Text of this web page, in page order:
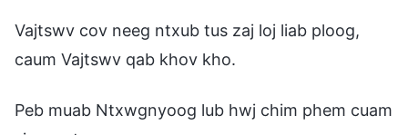
Vajtswv cov neeg ntxub tus zaj loj liab ploog,
caum Vajtswv qab khov kho.
Peb muab Ntxwgnyoog lub hwj chim phem cuam